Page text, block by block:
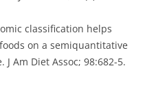
classification helps
on a semiquantitative
Am Diet Assoc; 98:682-5.